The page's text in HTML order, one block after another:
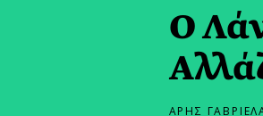
Ο
ΑΡΗΣ